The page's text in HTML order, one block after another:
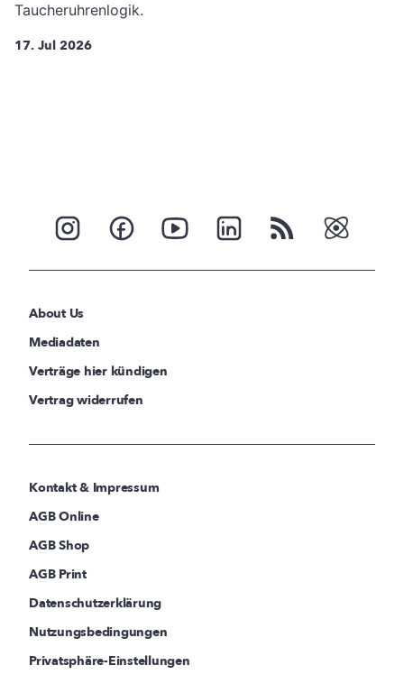
Taucheruhrenlogik.
17. Jul 2026
About Us
Mediadaten
Verträge hier kündigen
Vertrag widerrufen
Kontakt & Impressum
AGB Online
AGB Shop
AGB Print
Datenschutzerklärung
Nutzungsbedingungen
Privatsphäre-Einstellungen